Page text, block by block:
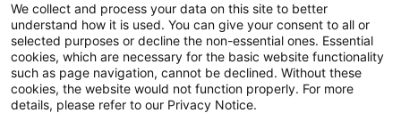
Акции
We collect and process your data on this site to better
understand how it is used. You can give your consent to all or
selected purposes or decline the non-essential ones. Essential
cookies, which are necessary for the basic website functionality
such as page navigation, cannot be declined. Without these
cookies, the website would not function properly. For more
details, please refer to our Privacy Notice.